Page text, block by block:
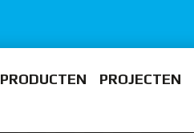
PRODUCTEN PROJECTEN